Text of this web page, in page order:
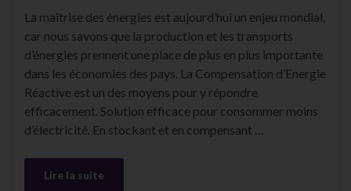
La maîtrise des énergies est aujourd’hui un enjeu mondial,
car nous savons que la production et les transports
d’énergies prennent une place de plus en plus importante
dans les économies des pays. La Compensation d’Energie
Réactive est un des moyens pour y répondre
efficacement. Solution efficace pour consommer moins
d’électricité. En stockant et en compensant …
Lire la suite